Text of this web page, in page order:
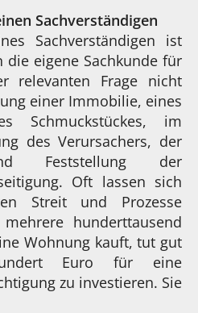
Sachverständigen
Sachverständigen ist
die eigene Sachkunde für
relevanten Frage nicht
einer Immobilie, eines
Schmuckstückes, im
des Verursachers, der
Feststellung der
Oft lassen sich
Streit und Prozesse
hunderttausend
Wohnung kauft, tut gut
Euro für eine
zu investieren. Sie